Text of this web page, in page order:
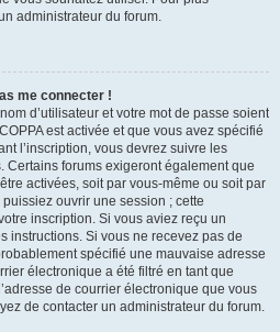
administrateur du forum.
me connecter !
d’utilisateur et votre mot de passe soient
est activée et que vous avez spécifié
l’inscription, vous devrez suivre les
Certains forums exigeront également que
activées, soit par vous-même ou soit par
ouvrir une session ; cette
inscription. Si vous aviez reçu un
instructions. Si vous ne recevez pas de
spécifié une mauvaise adresse
électronique a été filtré en tant que
de courrier électronique que vous
de contacter un administrateur du forum.